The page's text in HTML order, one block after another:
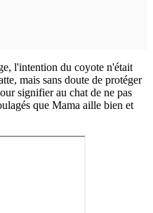
l'intention du coyote n'était
mais sans doute de protéger
signifier au chat de ne pas
que Mama aille bien et